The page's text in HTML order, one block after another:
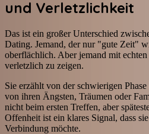
und Verletzlichkeit
Das ist ein großer Unterschied
Dating. Jemand, der nur "gute Zeit"
oberflächlich. Aber jemand mit
verletzlich zu zeigen.
Sie erzählt von der schwierigen
von ihren Ängsten, Träumen oder
nicht beim ersten Treffen, aber
Offenheit ist ein klares Signal, dass
Verbindung möchte.